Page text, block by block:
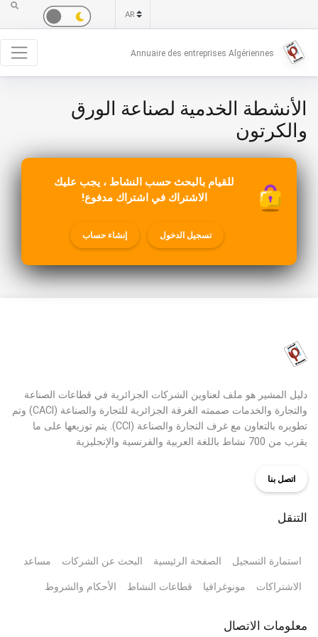
Annuaire des entreprises Algériennes
الأنشطة الخدمية لصناعة الورق
والكرتون
للقيام بالبحث حسب النشاط ، يجب عليك
الاشتراك في اشتراك مدفوع!
تسجيل الدخول إنشاء حساب
دليل المشير هو ملف لعناوين الشركات الجزائرية في قطاعات الصناعة
والتجارة والخدمات صممته الغرفة الجزائرية للتجارة والصناعة (CACI) وتم
تطويره بالتعاون مع غرف التجارة والصناعة (CCI). يتم توزيعها على ما
يقرب من 700 نشاط باللغة العربية والفرنسية والإنجليزية
اتصل بنا
التنقل
استمارة التسجيل الصفحة الرئيسية البحث عن الشركات مساعد
الاشتراكات مونوغرافيا قطاعات النشاط الأحكام والشروط
معلومات الاتصال